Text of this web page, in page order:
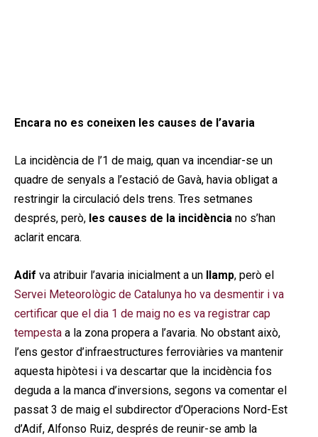
Encara no es coneixen les causes de l’avaria
La incidència de l’1 de maig, quan va incendiar-se un
quadre de senyals a l’estació de Gavà, havia obligat a
restringir la circulació dels trens. Tres setmanes
després, però, les causes de la incidència no s’han
aclarit encara.
Adif va atribuir l’avaria inicialment a un llamp, però el
Servei Meteorològic de Catalunya ho va desmentir i va
certificar que el dia 1 de maig no es va registrar cap
tempesta a la zona propera a l’avaria. No obstant això,
l’ens gestor d’infraestructures ferroviàries va mantenir
aquesta hipòtesi i va descartar que la incidència fos
deguda a la manca d’inversions, segons va comentar el
passat 3 de maig el subdirector d’Operacions Nord-Est
d’Adif, Alfonso Ruiz, després de reunir-se amb la